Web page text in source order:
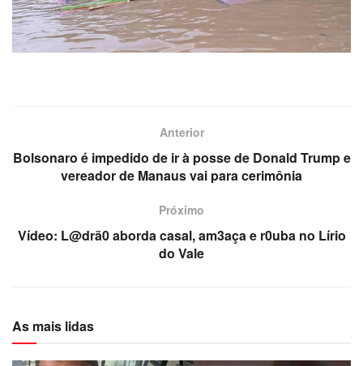
Anterior
Bolsonaro é impedido de ir à posse de Donald Trump e
vereador de Manaus vai para cerimônia
Próximo
Vídeo: L@drã0 aborda casal, am3aça e r0uba no Lírio
do Vale
As mais lidas